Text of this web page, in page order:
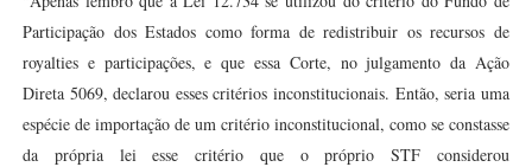
Participação dos Estados como forma de redistribuir os recursos de
royalties e participações, e que essa Corte, no julgamento da Ação
Direta 5069, declarou esses critérios inconstitucionais. Então, seria uma
espécie de importação de um critério inconstitucional, como se constasse
da própria lei esse critério que o próprio STF considerou